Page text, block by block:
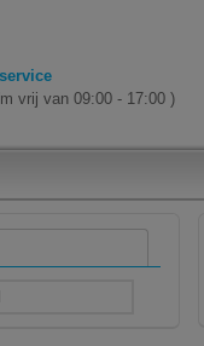
vrij van 09:00 - 17:00 )